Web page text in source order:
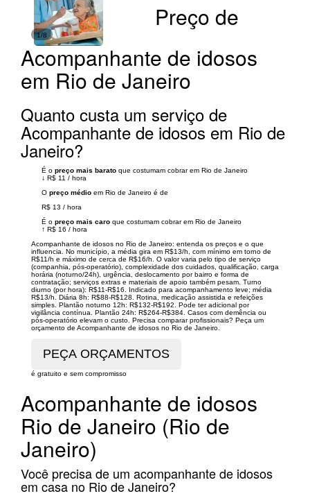
1/8
Preço de
Acompanhante de idosos
em Rio de Janeiro
Quanto custa um serviço de
Acompanhante de idosos em Rio de
Janeiro?
É o preço mais barato que costumam cobrar em Rio de Janeiro
↓ R$ 11 / hora
O preço médio em Rio de Janeiro é de
R$ 13 / hora
É o preço mais caro que costumam cobrar em Rio de Janeiro
↑ R$ 16 / hora
Acompanhante de idosos no Rio de Janeiro: entenda os preços e o que
influencia. No município, a média gira em R$13/h, com mínimo em torno de
R$11/h e máximo de cerca de R$16/h. O valor varia pelo tipo de serviço
(companhia, pós-operatório), complexidade dos cuidados, qualificação, carga
horária (noturno/24h), urgência, deslocamento por bairro e forma de
contratação; serviços extras e materiais de apoio também pesam. Turno
diurno (por hora): R$11-R$16. Indicado para acompanhamento leve; média
R$13/h. Diária 8h: R$88-R$128. Rotina, medicação assistida e refeições
simples. Plantão noturno 12h: R$132-R$192. Pode ter adicional por
vigilância contínua. Plantão 24h: R$264-R$384. Casos com demência ou
pós-operatório elevam o custo. Precisa comparar profissionais? Peça um
orçamento de Acompanhante de idosos no Rio de Janeiro.
é gratuito e sem compromisso
Acompanhante de idosos
Rio de Janeiro (Rio de
Janeiro)
Você precisa de um acompanhante de idosos
em casa no Rio de Janeiro?